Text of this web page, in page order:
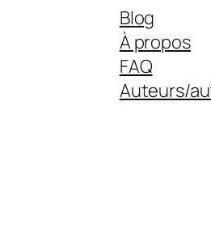
Blog
À propos
FAQ
Auteurs/